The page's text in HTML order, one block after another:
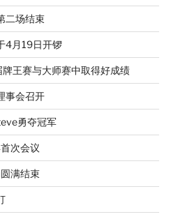
二场结束
4月19日开锣
王赛与大师赛中取得好成绩
事会召开
勇夺冠军
次会议
满结束